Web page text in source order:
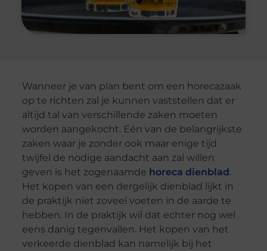
Wanneer je van plan bent om een horecazaak
op te richten zal je kunnen vaststellen dat er
altijd tal van verschillende zaken moeten
worden aangekocht. Eén van de belangrijkste
zaken waar je zonder ook maar enige tijd
twijfel de nodige aandacht aan zal willen
geven is het zogenaamde horeca dienblad.
Het kopen van een dergelijk dienblad lijkt in
de praktijk niet zoveel voeten in de aarde te
hebben. In de praktijk wil dat echter nog wel
eens danig tegenvallen. Het kopen van het
verkeerde dienblad kan namelijk bij het